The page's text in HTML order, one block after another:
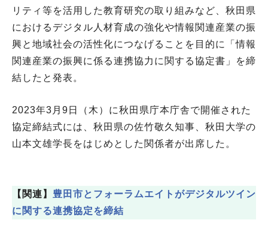
リティ等を活用した教育研究の取り組みなど、秋田県
におけるデジタル人材育成の強化や情報関連産業の振
興と地域社会の活性化につなげることを目的に「情報
関連産業の振興に係る連携協力に関する協定書」を締
結したと発表。
2023年3月9日（木）に秋田県庁本庁舎で開催された
協定締結式には、秋田県の佐竹敬久知事、秋田大学の
山本文雄学長をはじめとした関係者が出席した。
【関連】 豊田市とフォーラムエイトがデジタルツイン
に関する連携協定を締結